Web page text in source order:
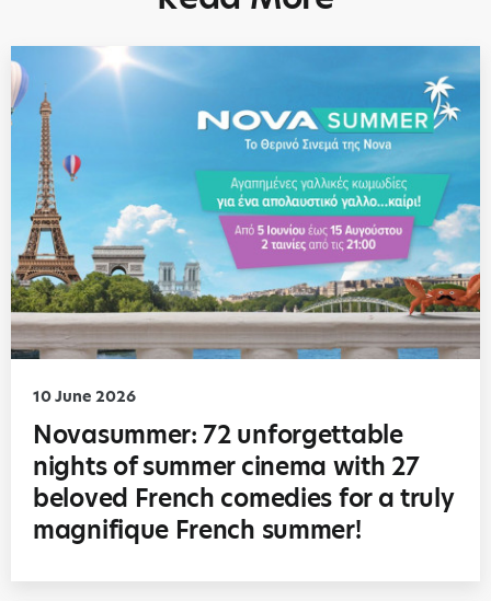
10 June 2026
Novasummer: 72 unforgettable
nights of summer cinema with 27
beloved French comedies for a truly
magnifique French summer!